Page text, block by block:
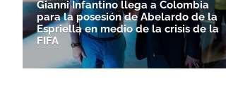
Gianni Infantino llega a Colombia
para la posesión de Abelardo de la
Espriella en medio de la crisis de la
FIFA